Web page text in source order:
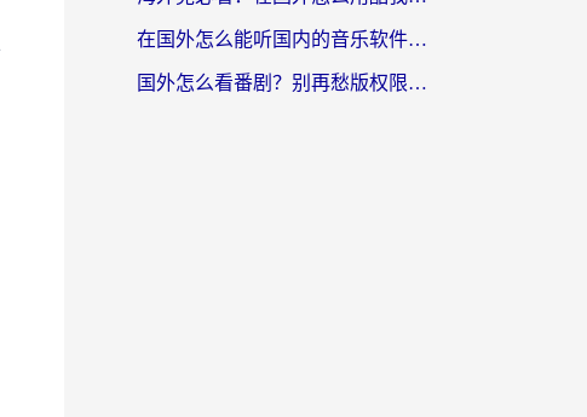
在国外怎么能听国内的音乐软件？别让版权限制断了你的“中文歌单”
国外怎么看番剧？别再愁版权限制！一个工具解决所有回国追剧难题